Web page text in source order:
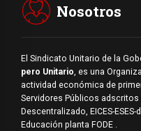
Nosotros
El Sindicato Unitario de la
pero Unitario, es una
actividad económica de
Servidores Públicos adscritos
Descentralizado, EICES-
Educación planta FODE .